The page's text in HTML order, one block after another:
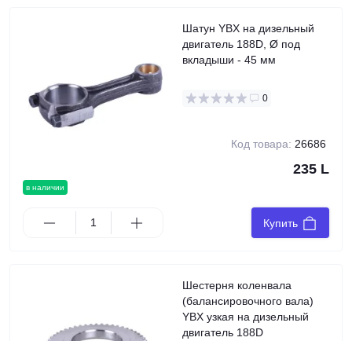
в наличии
Шатун YBX на дизельный
двигатель 188D, Ø под
вкладыши - 45 мм
0
Код товара: 26686
235 L
Купить
Шестерня коленвала
(балансировочного вала)
YBX узкая на дизельный
двигатель 188D